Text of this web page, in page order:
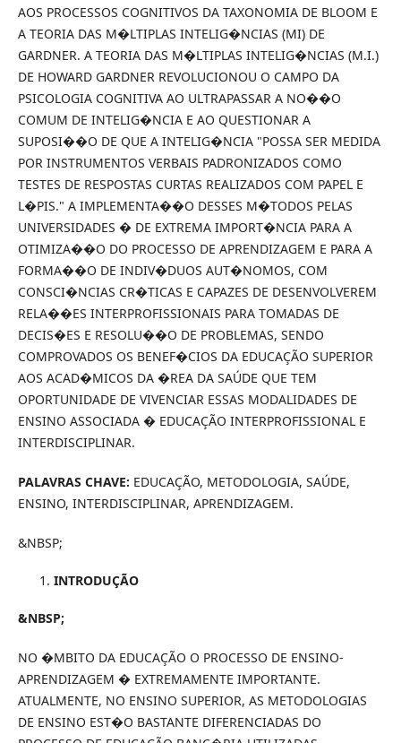
AOS PROCESSOS COGNITIVOS DA TAXONOMIA DE BLOOM E
A TEORIA DAS M�LTIPLAS INTELIG�NCIAS (MI) DE
GARDNER. A TEORIA DAS M�LTIPLAS INTELIG�NCIAS (M.I.)
DE HOWARD GARDNER REVOLUCIONOU O CAMPO DA
PSICOLOGIA COGNITIVA AO ULTRAPASSAR A NO��O
COMUM DE INTELIG�NCIA E AO QUESTIONAR A
SUPOSI��O DE QUE A INTELIG�NCIA "POSSA SER MEDIDA
POR INSTRUMENTOS VERBAIS PADRONIZADOS COMO
TESTES DE RESPOSTAS CURTAS REALIZADOS COM PAPEL E
L�PIS." A IMPLEMENTA��O DESSES M�TODOS PELAS
UNIVERSIDADES � DE EXTREMA IMPORT�NCIA PARA A
OTIMIZA��O DO PROCESSO DE APRENDIZAGEM E PARA A
FORMA��O DE INDIV�DUOS AUT�NOMOS, COM
CONSCI�NCIAS CR�TICAS E CAPAZES DE DESENVOLVEREM
RELA��ES INTERPROFISSIONAIS PARA TOMADAS DE
DECIS�ES E RESOLU��O DE PROBLEMAS, SENDO
COMPROVADOS OS BENEF�CIOS DA EDUCAÇÃO SUPERIOR
AOS ACAD�MICOS DA �REA DA SAÚDE QUE TEM
OPORTUNIDADE DE VIVENCIAR ESSAS MODALIDADES DE
ENSINO ASSOCIADA � EDUCAÇÃO INTERPROFISSIONAL E
INTERDISCIPLINAR.
PALAVRAS CHAVE: EDUCAÇÃO, METODOLOGIA, SAÚDE,
ENSINO, INTERDISCIPLINAR, APRENDIZAGEM.
&NBSP;
INTRODUÇÃO
&NBSP;
NO �MBITO DA EDUCAÇÃO O PROCESSO DE ENSINO-
APRENDIZAGEM � EXTREMAMENTE IMPORTANTE.
ATUALMENTE, NO ENSINO SUPERIOR, AS METODOLOGIAS
DE ENSINO EST�O BASTANTE DIFERENCIADAS DO